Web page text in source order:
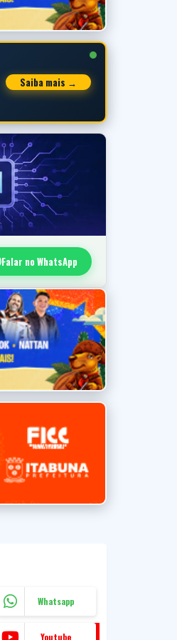
Saiba mais →
Falar no WhatsApp
Whatsapp
Youtube